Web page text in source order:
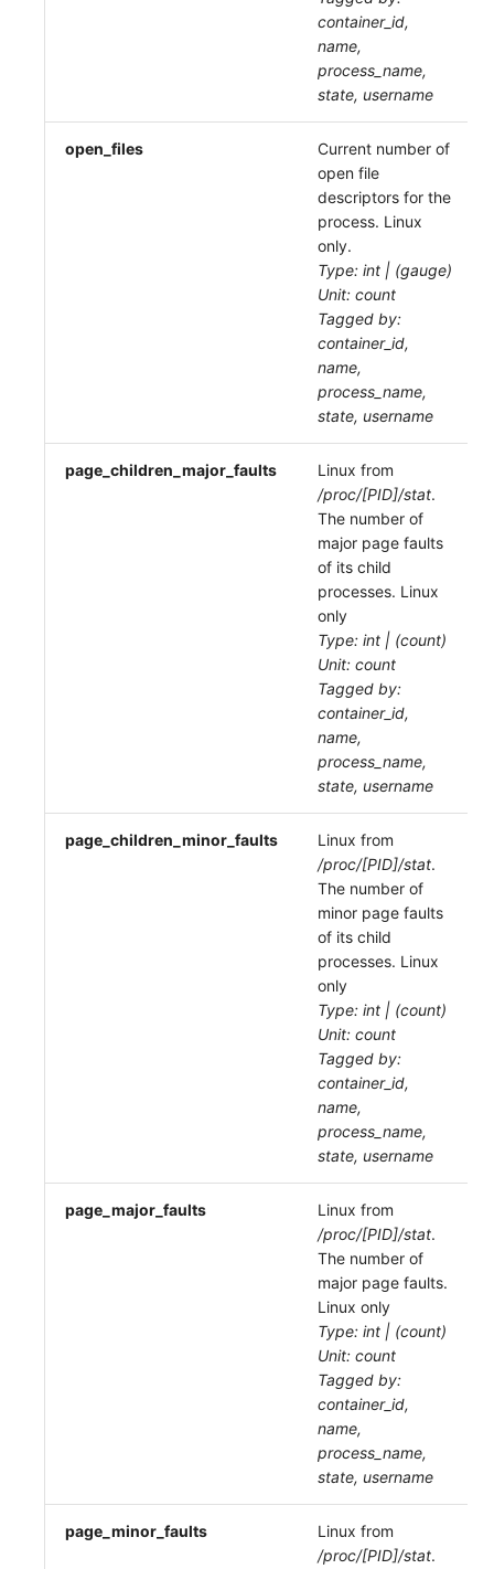
container_id,
name,
process_name,
state, username
open_files
Current number of
open file
descriptors for the
process. Linux
only.
Type: int | (gauge)
Unit: count
Tagged by:
container_id,
name,
process_name,
state, username
page_children_major_faults
Linux from
/proc/[PID]/stat.
The number of
major page faults
of its child
processes. Linux
only
Type: int | (count)
Unit: count
Tagged by:
container_id,
name,
process_name,
state, username
page_children_minor_faults
Linux from
/proc/[PID]/stat.
The number of
minor page faults
of its child
processes. Linux
only
Type: int | (count)
Unit: count
Tagged by:
container_id,
name,
process_name,
state, username
page_major_faults
Linux from
/proc/[PID]/stat.
The number of
major page faults.
Linux only
Type: int | (count)
Unit: count
Tagged by:
container_id,
name,
process_name,
state, username
page_minor_faults
Linux from
/proc/[PID]/stat.